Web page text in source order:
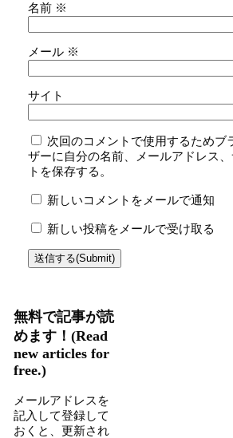
名前 ※
メール ※
サイト
次回のコメントで使用するためブ
ザーに自分の名前、メールアドレス、
トを保存する。
新しいコメントをメールで通知
新しい投稿をメールで受け取る
無料で記事が読
めます！(Read
new articles for
free.)
メールアドレスを
記入して登録して
おくと、更新され